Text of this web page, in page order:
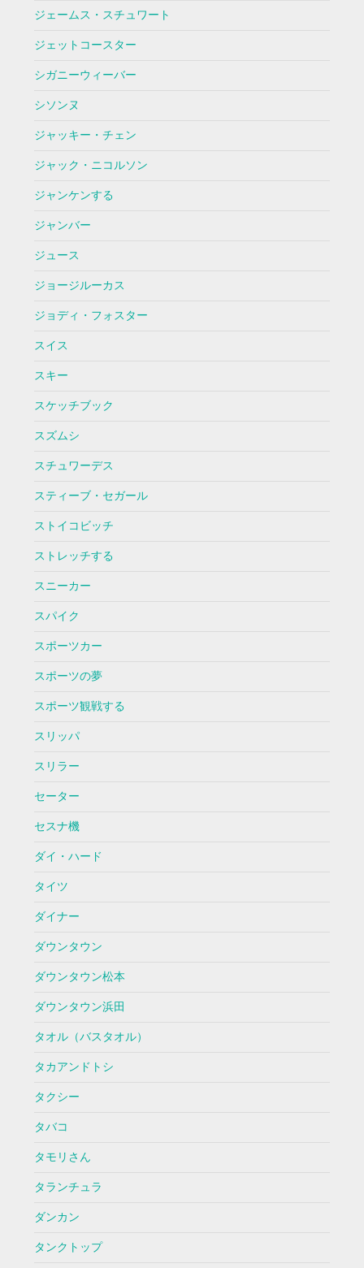
ジェームス・スチュワート
ジェットコースター
シガニーウィーバー
シソンヌ
ジャッキー・チェン
ジャック・ニコルソン
ジャンケンする
ジャンバー
ジュース
ジョージルーカス
ジョディ・フォスター
スイス
スキー
スケッチブック
スズムシ
スチュワーデス
スティーブ・セガール
ストイコビッチ
ストレッチする
スニーカー
スパイク
スポーツカー
スポーツの夢
スポーツ観戦する
スリッパ
スリラー
セーター
セスナ機
ダイ・ハード
タイツ
ダイナー
ダウンタウン
ダウンタウン松本
ダウンタウン浜田
タオル（バスタオル）
タカアンドトシ
タクシー
タバコ
タモリさん
タランチュラ
ダンカン
タンクトップ